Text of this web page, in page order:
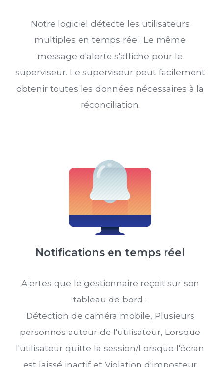
Notre logiciel détecte les utilisateurs
multiples en temps réel. Le même
message d'alerte s'affiche pour le
superviseur. Le superviseur peut facilement
obtenir toutes les données nécessaires à la
réconciliation.
Notifications en temps réel
Alertes que le gestionnaire reçoit sur son
tableau de bord :
Détection de caméra mobile, Plusieurs
personnes autour de l'utilisateur, Lorsque
l'utilisateur quitte la session/Lorsque l'écran
est laissé inactif et Violation d'imposteur